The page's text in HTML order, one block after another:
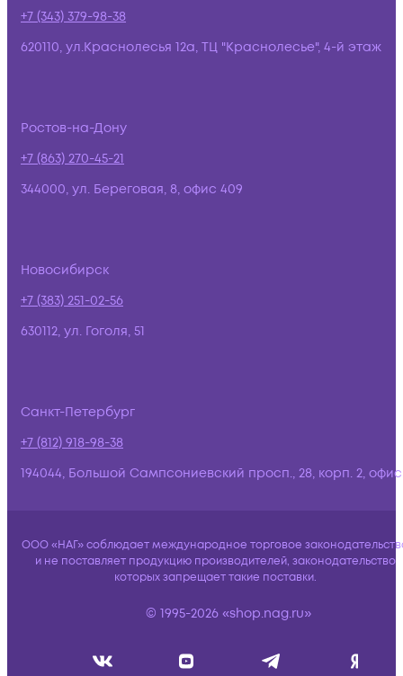
+7 (343) 379-98-38
620110, ул.Краснолесья 12а, ТЦ "Краснолесье", 4-й этаж
Ростов-на-Дону
+7 (863) 270-45-21
344000, ул. Береговая, 8, офис 409
Новосибирск
+7 (383) 251-02-56
630112, ул. Гоголя, 51
Санкт-Петербург
+7 (812) 918-98-38
194044, Большой Сампсониевский просп., 28, корп. 2,
ООО «НАГ» соблюдает международное торговое
и не поставляет продукцию производителей, законодательство
которых запрещает такие поставки.
© 1995-2026 «shop.nag.ru»